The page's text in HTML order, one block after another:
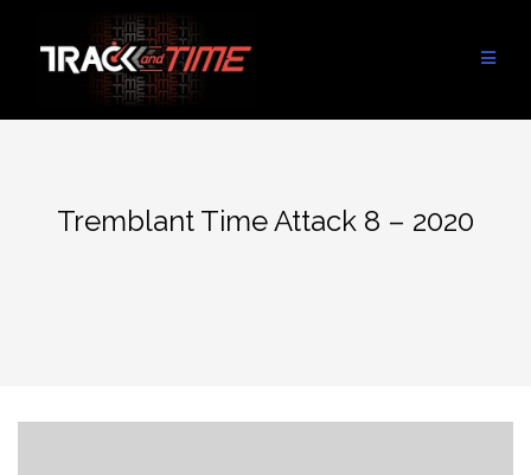
contenu
Tremblant Time Attack 8 – 2020